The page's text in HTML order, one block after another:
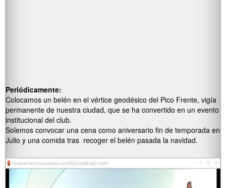
Periódicamente:
Colocamos un belén en el vértice geodésico del Pico Frente, vigía
permanente de nuestra ciudad, que se ha convertido en un evento
institucional del club.
Solemos convocar una cena como aniversario fin de temporada en
Julio y una comida tras recoger el belén pasada la navidad.